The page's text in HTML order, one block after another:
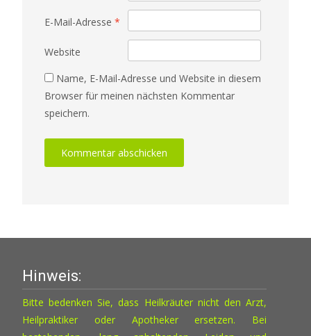
E-Mail-Adresse *
Website
Name, E-Mail-Adresse und Website in diesem
Browser für meinen nächsten Kommentar
speichern.
Hinweis:
Bitte bedenken Sie, dass Heilkräuter nicht den Arzt,
Heilpraktiker oder Apotheker ersetzen. Bei